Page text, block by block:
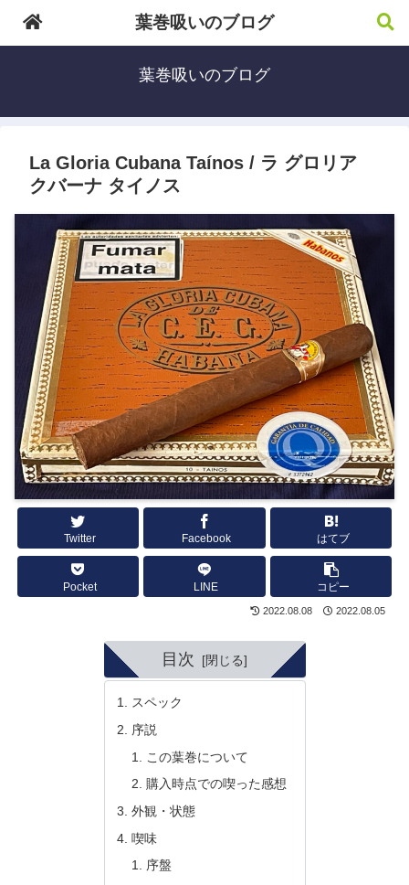
葉巻吸いのブログ
La Gloria Cubana Taínos / ラ グロリア
クバーナ タイノス
Twitter Facebook はてブ
Pocket LINE コピー
2022.08.08 2022.08.05
目次
スペック
序説
この葉巻について
購入時点での喫った感想
外観・状態
喫味
序盤
葉巻吸いのブログ